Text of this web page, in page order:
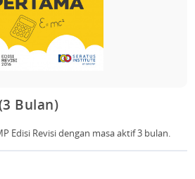
Bulan)
Edisi Revisi dengan masa aktif 3 bulan.